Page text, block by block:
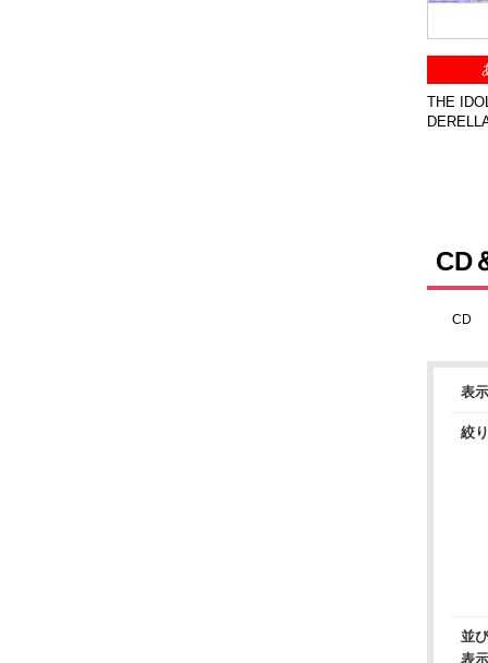
THE
CD
CD
表
絞
並
表